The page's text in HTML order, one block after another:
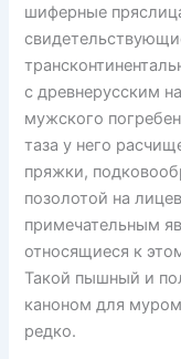
шиферные
с древнерусским
мужского
таза у него
пряжки,
позолотой на
примечательным
относящиеся к
Такой пышный и
каноном для
редко.